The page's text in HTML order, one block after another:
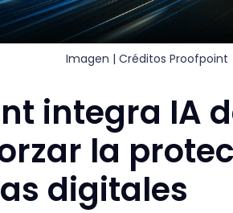
Imagen | Créditos Proofpoint
integra IA
la
digitales